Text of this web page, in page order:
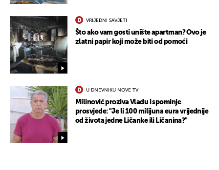
VRIJEDNI SAVJETI
Što ako vam gosti unište apartman? Ovo je
zlatni papir koji može biti od pomoći
U DNEVNIKU NOVE TV
Milinović proziva Vladu i spominje
prosvjede: "Je li 100 milijuna eura vrijednije
od života jedne Ličanke ili Ličanina?"